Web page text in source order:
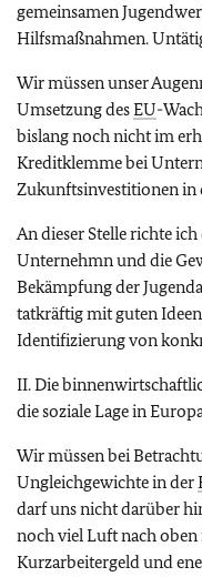
gemeinsamen
Hilfsmaßnahmen.
Wir müssen unser
Umsetzung desEU-
bislang noch nicht im
Kreditklemme bei
Zukunftsinvestitionen in
An dieser Stelle richte
Unternehmn und die
Bekämpfung der
tatkräftig mit guten
Identifizierung von
II. Die
die soziale Lage in
Wir müssen bei
Ungleichgewichte in der
darf uns nicht darüber
noch viel Luft nach
Kurzarbeitergeld und